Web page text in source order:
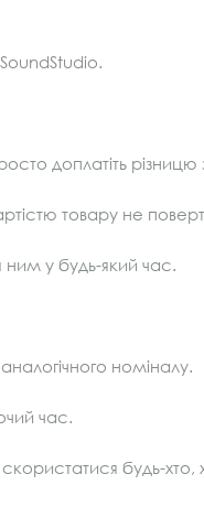
доплатіть
товару не
ним у будь-який час.
номіналу.
час.
будь-хто,